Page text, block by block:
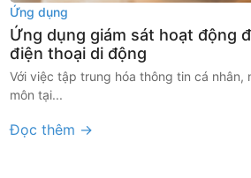
Ứng dụng
Ứng dụng giám sát hoạt động
điện thoại di động
Với việc tập trung hóa thông tin cá nhân,
môn tại...
Đọc thêm →